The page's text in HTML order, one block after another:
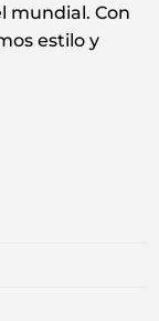
mundial. Con
estilo y